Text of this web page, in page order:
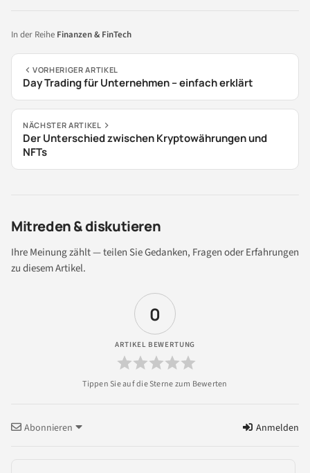
In der Reihe Finanzen & FinTech
VORHERIGER ARTIKEL
Day Trading für Unternehmen – einfach erklärt
NÄCHSTER ARTIKEL
Der Unterschied zwischen Kryptowährungen und
NFTs
Mitreden & diskutieren
Ihre Meinung zählt — teilen Sie Gedanken, Fragen oder Erfahrungen
zu diesem Artikel.
0
ARTIKEL BEWERTUNG
Abonnieren Anmelden